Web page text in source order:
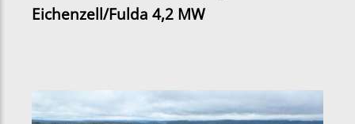
Eichenzell/Fulda 4,2 MW